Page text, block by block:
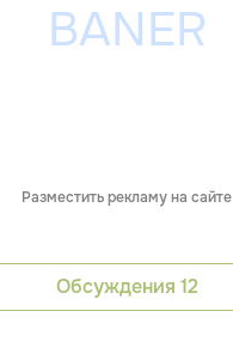
Разместить рекламу на сайте
Обсуждения 12